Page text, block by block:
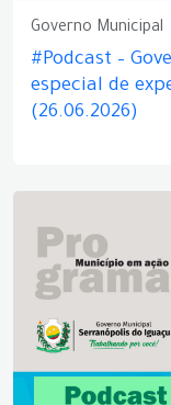
Governo Municipal
#Podcast –
especial de
(26.06.2026)